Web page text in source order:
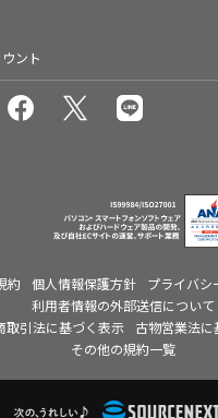
ント
約 個人情報保護方針
プライバシ
利用者情報の外部送信について
取引法に基づく表示
古物営業法
その他の規約一覧